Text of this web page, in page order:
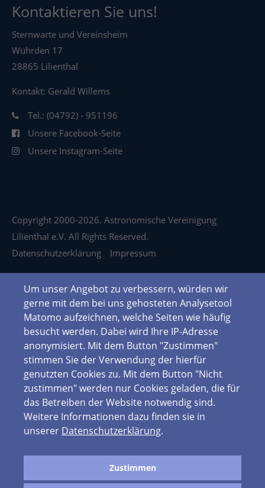
Kontaktieren Sie uns!
Sternwarte und Vereinsheim
Wührden 17
28865 Lilienthal
Kontakt: Gerald Willems
Tel.: (04792) - 951196
Unsere Facebook-Seite
Unsere Instagram-Seite
Copyright 2000-2026. Astronomische Vereinigung
Lilienthal e.V. All Rights Reserved.
Datenschutzerklärung
Impressum
Um unser Angebot zu verbessern, würden wir
gerne mit dem bei uns gehosteten Analysetool
Matomo aufzeichnen, welche Seiten wie häufig
besucht werden. Dabei wird Ihre IP-Adresse
anonymisiert. Mit dem Button "Zustimmen"
stimmen Sie der Verwendung der hierfür
genutzten Cookies zu. Mit dem Button "Nicht
zustimmen" werden nur Cookies geladen, die für
das Betreiben der Website notwendig sind.
Weitere Informationen dazu finden sie in
unserer Datenschutzerklärung.
Zustimmen